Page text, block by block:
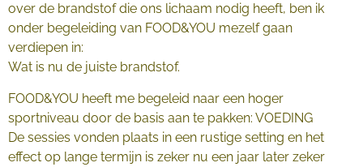
over de brandstof die ons lichaam nodig heeft, ben ik
onder begeleiding van FOOD&YOU mezelf gaan
verdiepen in:
Wat is nu de juiste brandstof.
FOOD&YOU heeft me begeleid naar een hoger
sportniveau door de basis aan te pakken: VOEDING
De sessies vonden plaats in een rustige setting en het
effect op lange termijn is zeker nu een jaar later zeker